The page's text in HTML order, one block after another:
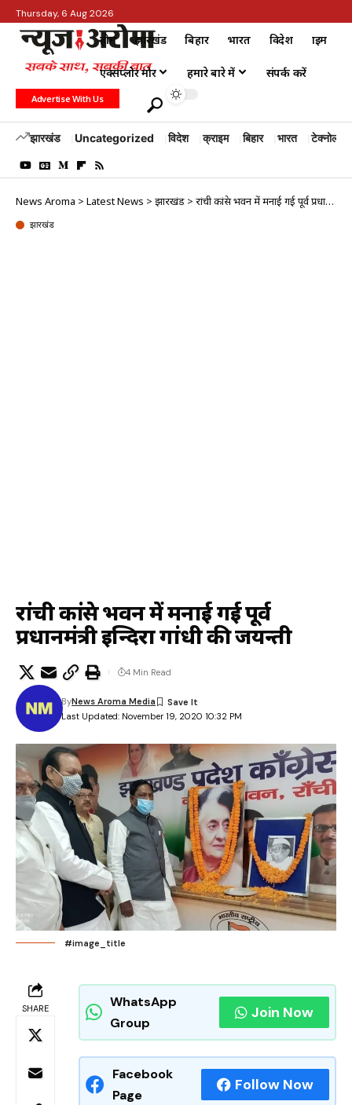
Thursday, 6 Aug 2026
होम झारखंड बिहार भारत विदेश क्राइम
एक्सप्लोर मोर हमारे बारे में संपर्क करें
Advertise With Us
झारखंड Uncategorized विदेश क्राइम बिहार भारत टेक्नोलॉजी
News Aroma > Latest News > झारखंड > रांची कांग्रेस भवन में मनाई गई पूर्व प्रधानमंत्री इन्दिरा गांधी की जयन्ती
झारखंड
रांची कांग्रेस भवन में मनाई गई पूर्व
प्रधानमंत्री इन्दिरा गांधी की जयन्ती
Last Updated: November 19, 2020 10:32 PM
ByNews Aroma Media
4 Min Read
#image_title
SHARE
WhatsApp
Group
Join Now
Facebook
Page
Follow Now